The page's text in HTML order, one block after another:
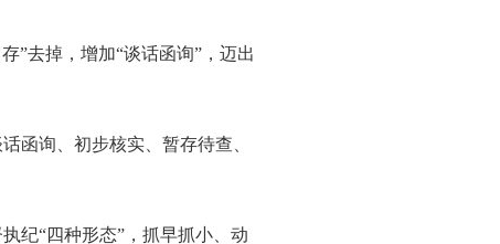
”去掉，增加“谈话函询”，迈出
函询、初步核实、暂存待查、
纪“四种形态”，抓早抓小、动